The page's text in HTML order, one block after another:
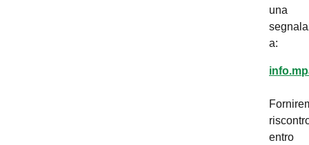
una
a:
entro